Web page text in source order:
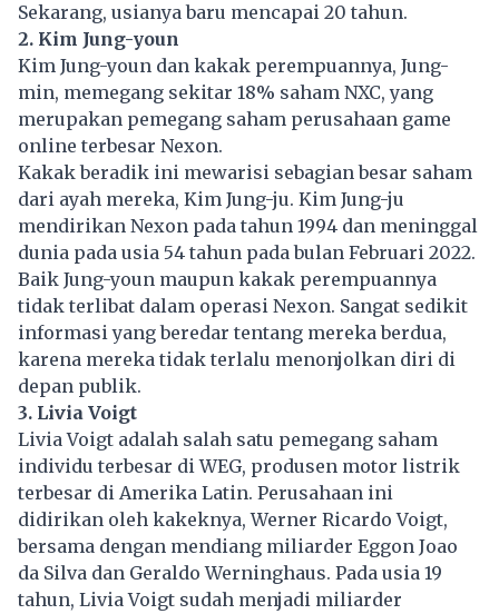
Sekarang, usianya baru mencapai 20 tahun.
2. Kim Jung-youn
Kim Jung-youn dan kakak perempuannya, Jung-
min, memegang sekitar 18% saham NXC, yang
merupakan pemegang saham perusahaan game
online terbesar Nexon.
Kakak beradik ini mewarisi sebagian besar saham
dari ayah mereka, Kim Jung-ju. Kim Jung-ju
mendirikan Nexon pada tahun 1994 dan meninggal
dunia pada usia 54 tahun pada bulan Februari 2022.
Baik Jung-youn maupun kakak perempuannya
tidak terlibat dalam operasi Nexon. Sangat sedikit
informasi yang beredar tentang mereka berdua,
karena mereka tidak terlalu menonjolkan diri di
depan publik.
3. Livia Voigt
Livia Voigt adalah salah satu pemegang saham
individu terbesar di WEG, produsen motor listrik
terbesar di Amerika Latin. Perusahaan ini
didirikan oleh kakeknya, Werner Ricardo Voigt,
bersama dengan mendiang miliarder Eggon Joao
da Silva dan Geraldo Werninghaus. Pada usia 19
tahun, Livia Voigt sudah menjadi miliarder